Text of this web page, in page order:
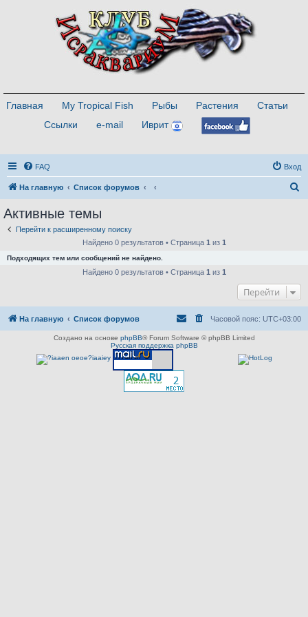
Главная My Tropical Fish Рыбы Растения
Статьи
Ссылки
e-mail Иврит
FAQ Вход
На главную Список форумов
Активные темы
Перейти к расширенному поиску
Найдено 0 результатов • Страница 1 из 1
Подходящих тем или сообщений не найдено.
Найдено 0 результатов • Страница 1 из 1
Перейти
На главную Список форумов Часовой пояс: UTC+03:00
Создано на основе phpBB® Forum Software © phpBB Limited
Русская поддержка phpBB